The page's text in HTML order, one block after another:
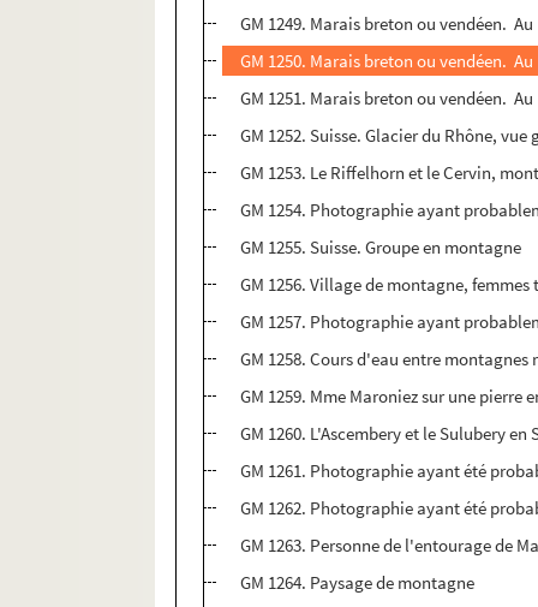
GM 1249. Marais breton ou vendéen.
GM 1250. Marais breton ou vendéen.
GM 1251. Marais breton ou vendéen.
GM 1252. Suisse. Glacier du Rhône, vue
GM 1253. Le Riffelhorn et le Cervin,
GM 1254. Photographie ayant
GM 1255. Suisse. Groupe en montagne
GM 1256. Village de montagne,
GM 1257. Photographie ayant
GM 1258. Cours d'eau entre montagnes
GM 1259. Mme Maroniez sur une
GM 1260. L'Ascembery et le Sulubery
GM 1261. Photographie ayant été
GM 1262. Photographie ayant été
GM 1263. Personne de l'entourage de
GM 1264. Paysage de montagne